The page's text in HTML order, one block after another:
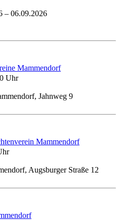
– 06.09.2026
Mammendorf
Uhr
Jahnweg 9
Mammendorf
Augsburger Straße 12